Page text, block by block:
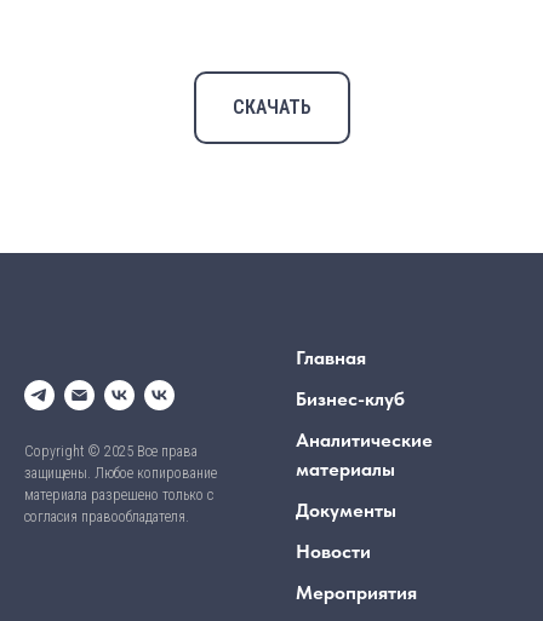
СКАЧАТЬ
Copyright © 2025 Все права
защищены. Любое копирование
материала разрешено только с
согласия правообладателя.
Главная
Бизнес-клуб
Аналитические
материалы
Документы
Новости
Мероприятия